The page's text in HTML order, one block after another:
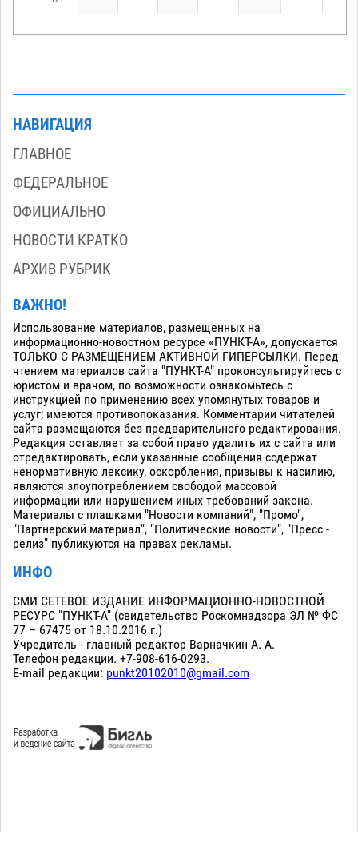
НАВИГАЦИЯ
ГЛАВНОЕ
ФЕДЕРАЛЬНОЕ
ОФИЦИАЛЬНО
НОВОСТИ КРАТКО
АРХИВ РУБРИК
ВАЖНО!
Использование материалов, размещенных на
информационно-новостном ресурсе «ПУНКТ-А», допускается
ТОЛЬКО С РАЗМЕЩЕНИЕМ АКТИВНОЙ ГИПЕРСЫЛКИ. Перед
чтением материалов сайта "ПУНКТ-А" проконсультируйтесь с
юристом и врачом, по возможности ознакомьтесь с
инструкцией по применению всех упомянутых товаров и
услуг; имеются противопоказания. Комментарии читателей
сайта размещаются без предварительного редактирования.
Редакция оставляет за собой право удалить их с сайта или
отредактировать, если указанные сообщения содержат
ненормативную лексику, оскорбления, призывы к насилию,
являются злоупотреблением свободой массовой
информации или нарушением иных требований закона.
Материалы с плашками "Новости компаний", "Промо",
"Партнерский материал", "Политические новости", "Пресс -
релиз" публикуются на правах рекламы.
ИНФО
СМИ СЕТЕВОЕ ИЗДАНИЕ ИНФОРМАЦИОННО-НОВОСТНОЙ
РЕСУРС "ПУНКТ-А" (свидетельство Роскомнадзора ЭЛ № ФС
77 – 67475 от 18.10.2016 г.)
Учредитель - главный редактор Варначкин А. А.
Телефон редакции. +7-908-616-0293.
E-mail редакции: punkt20102010@gmail.com